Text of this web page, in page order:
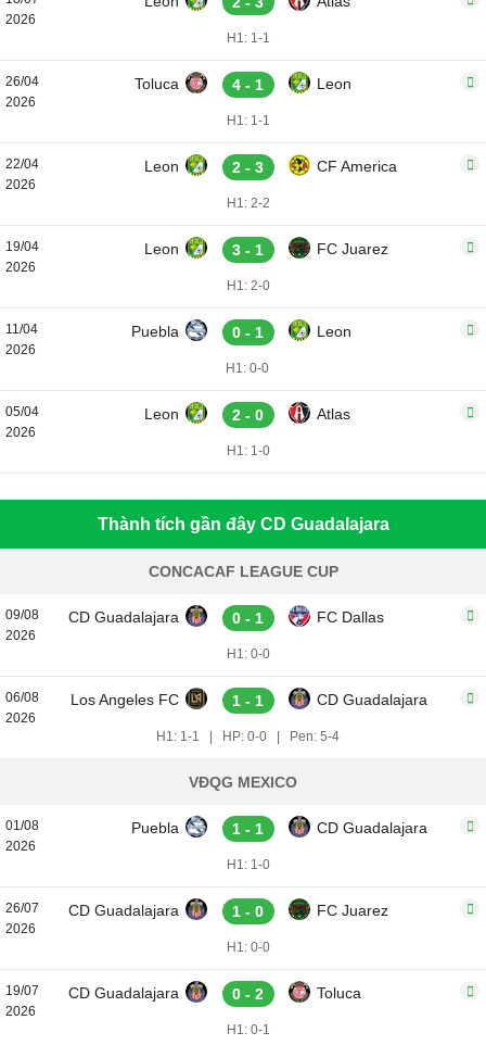
2026
H1: 1-1
26/04
2026
Toluca 4 - 1 Leon
H1: 1-1
22/04
2026
Leon 2 - 3 CF America
H1: 2-2
19/04
2026
Leon 3 - 1 FC Juarez
H1: 2-0
11/04
2026
Puebla 0 - 1 Leon
H1: 0-0
05/04
2026
Leon 2 - 0 Atlas
H1: 1-0
Thành tích gần đây CD Guadalajara
CONCACAF LEAGUE CUP
09/08
2026
CD Guadalajara 0 - 1 FC Dallas
H1: 0-0
06/08
2026
Los Angeles FC 1 - 1 CD Guadalajara
H1: 1-1 HP: 0-0 Pen: 5-4
VĐQG MEXICO
01/08
2026
Puebla 1 - 1 CD Guadalajara
H1: 1-0
26/07
2026
CD Guadalajara 1 - 0 FC Juarez
H1: 0-0
19/07
2026
CD Guadalajara 0 - 2 Toluca
H1: 0-1